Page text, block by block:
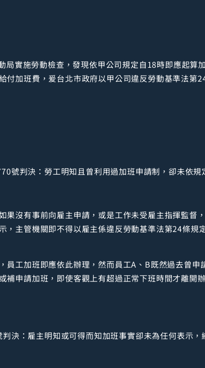
局實施勞動檢查，發現依甲公司規定自18時即應起算
付加班費，爰台北市政府以甲公司違反勞動基準法第
號判決：勞工明知且曾利用過加班申請制，卻未依規
果沒有事前向雇主申請，或是工作未受雇主指揮監督
，主管機關即不得以雇主係違反勞動基準法第24條規
員工加班即應依此辦理，然而員工A、B既然過去曾
補申請加班，即使客觀上有超過正常下班時間才離開
決：雇主明知或可得而知加班事實卻未為任何表示